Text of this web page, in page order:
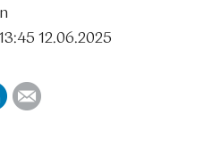
12.06.2025